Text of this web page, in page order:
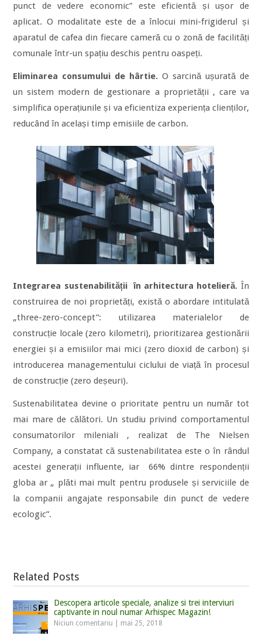
punct de vedere economic” este eficientă și ușor de
aplicat. O modalitate este de a înlocui mini-frigiderul și
aparatul de cafea din fiecare cameră cu o zonă de facilități
comunale într-un spațiu deschis pentru oaspeți.
Eliminarea consumului de hârtie. O sarcină ușurată de
un sistem modern de gestionare a proprietății , care va
simplifica operațiunile și va eficientiza experiența clienților,
reducând în același timp emisiile de carbon.
Integrarea sustenabilității în arhitectura hotelieră. În
construirea de noi proprietăți, există o abordare intitulată
„three-zero-concept”: utilizarea materialelor de
construcție locale (zero kilometri), prioritizarea gestionării
energiei și a emisiilor mai mici (zero dioxid de carbon) și
introducerea managementului ciclului de viață în procesul
de construcție (zero deșeuri).
Sustenabilitatea devine o prioritate pentru un număr tot
mai mare de călători. Un studiu privind comportamentul
consumatorilor mileniali , realizat de The Nielsen
Company, a constatat că sustenabilitatea este o în rândul
acestei generații influente, iar 66% dintre respondenții
globa ar „ plăti mai mult pentru produsele și serviciile de
la companii angajate responsabile din punct de vedere
ecologic”.
Related Posts
Descopera articole speciale, analize si trei interviuri
captivante in noul numar Arhispec Magazin!
Niciun comentariu mai 25, 2018